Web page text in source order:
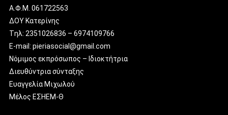
Α.Φ.Μ. 061722563
ΔΟΥ Κατερίνης
Tηλ: 2351026836 – 6974109766
E-mail: pieriasocial@gmail.com
Νόμιμος εκπρόσωπος – Ιδιοκτήτρια
Διευθύντρια σύνταξης
Ευαγγελία Μιχωλού
Μέλος ΕΣΗΕΜ-Θ